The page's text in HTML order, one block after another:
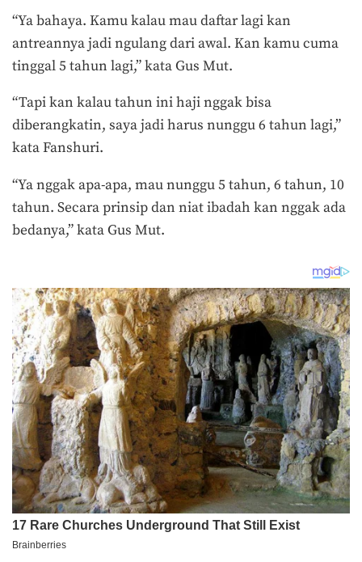
“Ya bahaya. Kamu kalau mau daftar lagi kan
antreannya jadi ngulang dari awal. Kan kamu cuma
tinggal 5 tahun lagi,” kata Gus Mut.
“Tapi kan kalau tahun ini haji nggak bisa
diberangkatin, saya jadi harus nunggu 6 tahun lagi,”
kata Fanshuri.
“Ya nggak apa-apa, mau nunggu 5 tahun, 6 tahun, 10
tahun. Secara prinsip dan niat ibadah kan nggak ada
bedanya,” kata Gus Mut.